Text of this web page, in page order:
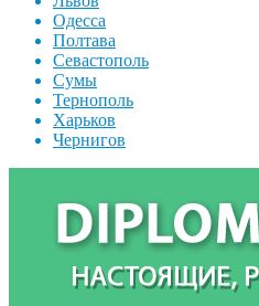
Одесса
Полтава
Севастополь
Сумы
Тернополь
Харьков
Чернигов